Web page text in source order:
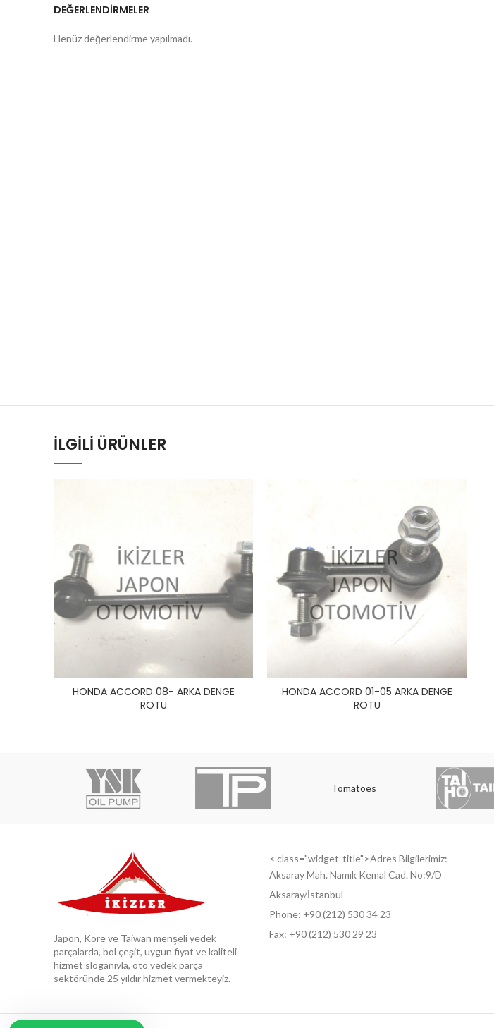
DEĞERLENDIRMELER
Henüz değerlendirme yapılmadı.
İLGILI ÜRÜNLER
HONDA ACCORD 08- ARKA DENGE
ROTU
HONDA ACCORD 01-05 ARKA DENGE
ROTU
Tomatoes
Japon, Kore ve Taiwan menşeli yedek
parçalarda, bol çeşit, uygun fiyat ve kaliteli
hizmet sloganıyla, oto yedek parça
sektöründe 25 yıldır hizmet vermekteyiz.
< class="widget-title">Adres Bilgilerimiz:
Aksaray Mah. Namık Kemal Cad. No:9/D
Aksaray/İstanbul
Phone: +90 (212) 530 34 23
Fax: +90 (212) 530 29 23